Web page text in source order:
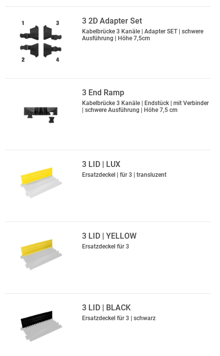
3 2D Adapter Set
Kabelbrücke 3 Kanäle | Adapter SET | schwere
Ausführung | Höhe 7,5cm
3 End Ramp
Kabelbrücke 3 Kanäle | Endstück | mit Verbinder
| schwere Ausführung | Höhe 7,5 cm
3 LID | LUX
Ersatzdeckel | für 3 | transluzent
3 LID | YELLOW
Ersatzdeckel für 3
3 LID | BLACK
Ersatzdeckel für 3 | schwarz